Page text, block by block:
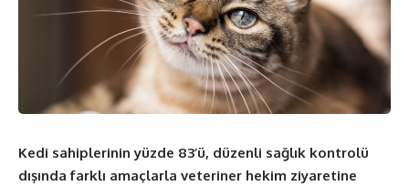
Kedi sahiplerinin yüzde 83’ü, düzenli sağlık kontrolü
dışında farklı amaçlarla veteriner hekim ziyaretine